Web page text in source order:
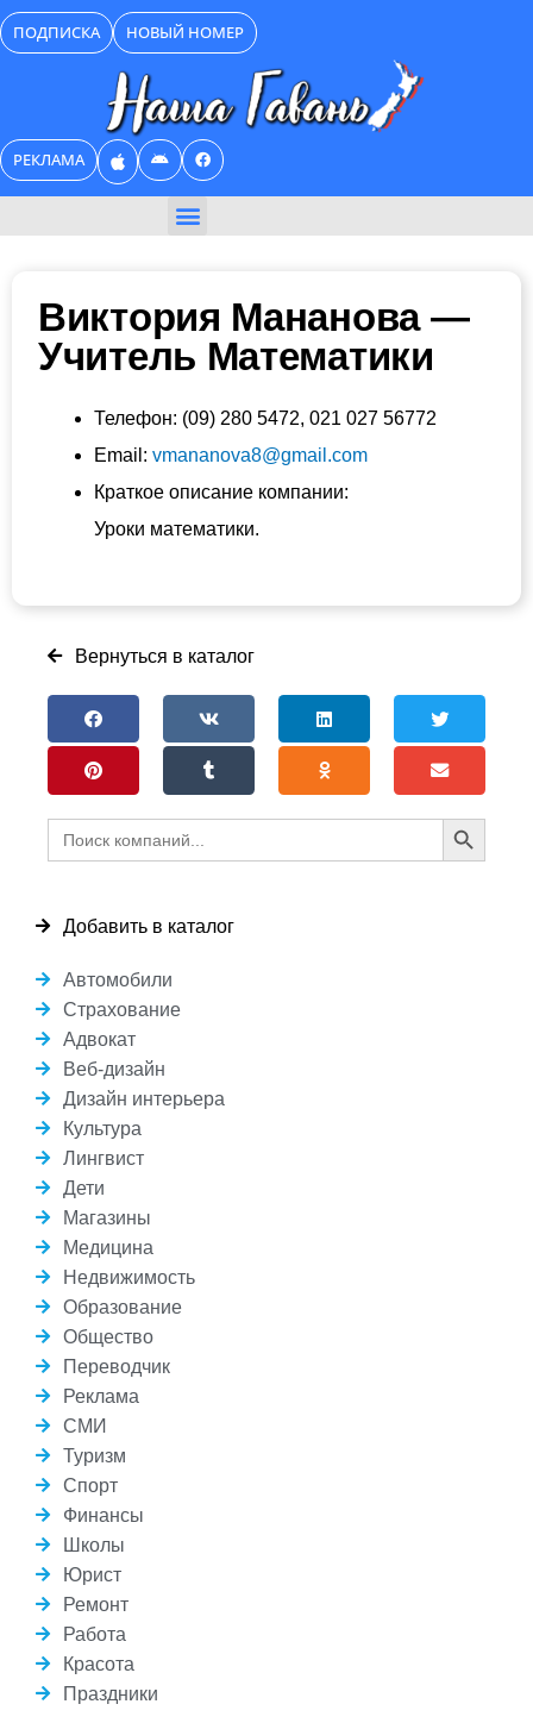
Перейти
к
содержимому
ПОДПИСКА НОВЫЙ НОМЕР
РЕКЛАМА
Виктория Мананова —
Учитель Математики
Телефон: (09) 280 5472, 021 027 56772
Email: vmananova8@gmail.com
Краткое описание компании:
Уроки математики.
Вернуться в каталог
Search
for:
Search Button
Добавить в каталог
Автомобили
Страхование
Адвокат
Веб-дизайн
Дизайн интерьера
Культура
Лингвист
Дети
Магазины
Медицина
Недвижимость
Образование
Общество
Переводчик
Реклама
СМИ
Туризм
Спорт
Финансы
Школы
Юрист
Ремонт
Работа
Красота
Праздники